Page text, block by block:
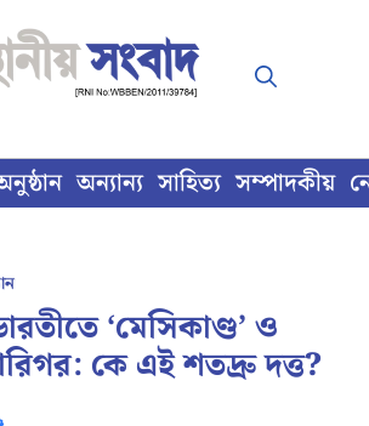
অন্যান্য সাহিত্য সম্পাদকীয়
‘মেসিকাণ্ড’ ও
কে এই শতদ্রু দত্ত?